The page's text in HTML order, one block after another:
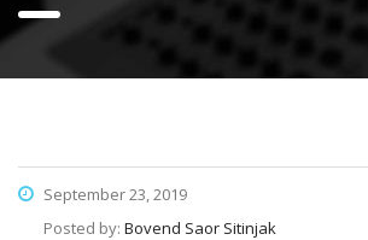
September 23, 2019
Posted by: Bovend Saor Sitinjak